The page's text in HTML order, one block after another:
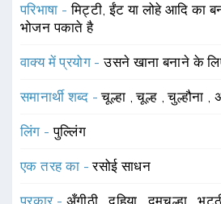
परिभाषा -मिट्टी, ईंट या लोहे आदि का
भोजन पकाते है
वाक्य में प्रयोग -उसने खाना बनाने के
समानार्थी शब्द -चूल्हा ,चूल्ह ,चुल्हौना
लिंग -पुल्लिंग
एक तरह का -रसोई साधन
प्रकार - अँगीठी ,दूहिया ,दमचूल्हा ,